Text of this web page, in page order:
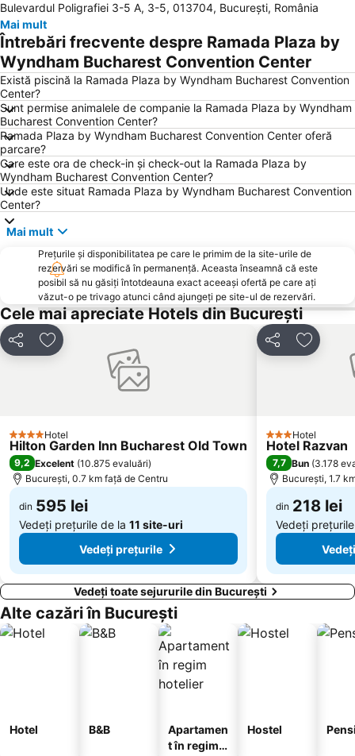
Palatul Naţional al Copiilor
Dristor
Piața Romană
Rahova
Obor
Militari
Casa Presei Libere
Colentina
Gara de Vest Ploiești
Palatul Patriarhiei
Parcul Herăstrău
Piața Universității
Tei
Cheile Dâmbovicioarei
Ghencea
Piața Unirii
Titan
AFI Palace Cotroceni
Arcul de Triumf
Bucureştii Noi
Vitan
Griviţa
Timpuri Noi
Băneasa Shopping City
Aviatorilor
Gara Ploiești Sud
Spitalul Colțea
Vatra Luminoasă
Bulevardul Poligrafiei 3-5 A, 3-5, 013704, București, România
Mai mult
Întrebări frecvente despre Ramada Plaza by
Wyndham Bucharest Convention Center
Există piscină la Ramada Plaza by Wyndham Bucharest Convention
Center?
Sunt permise animalele de companie la Ramada Plaza by Wyndham
Bucharest Convention Center?
Ramada Plaza by Wyndham Bucharest Convention Center oferă
parcare?
Care este ora de check-in și check-out la Ramada Plaza by
Wyndham Bucharest Convention Center?
Unde este situat Ramada Plaza by Wyndham Bucharest Convention
Center?
Mai mult
Prețurile și disponibilitatea pe care le primim de la site-urile de
rezervări se modifică în permanență. Aceasta înseamnă că este
posibil să nu găsiți întotdeauna exact aceeași ofertă pe care ați
văzut-o pe trivago atunci când ajungeți pe site-ul de rezervări.
Cele mai apreciate Hotels din București
DistribuițiAdăugaţi la favorite
4 SteleHotel
Hilton Garden Inn Bucharest Old Town
9,2 Excelent (10.875 evaluări)
București, 0.7 km faţă de Centru
din 595 lei
Vedeți prețurile de la 11 site-uri
Vedeți prețurile
Distribuiți
3 SteleHotel
Hotel Razvan
7,7 Bun (3.178
București, 1.7
din 218 lei
Vedeți
Vedeți toate sejururile din București
Alte cazări în București
Hotel B&B
Apartamen
t în regim
Hostel